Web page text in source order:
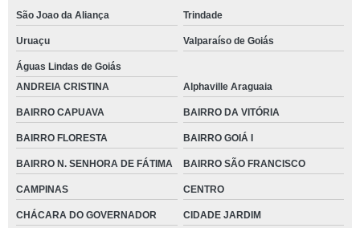
São Joao da Aliança Trindade
Uruaçu Valparaíso de Goiás
Águas Lindas de Goiás
ANDREIA CRISTINA
Alphaville Araguaia
BAIRRO CAPUAVA BAIRRO DA VITÓRIA
BAIRRO FLORESTA BAIRRO GOIÁ I
BAIRRO N. SENHORA DE FÁTIMA BAIRRO SÃO FRANCISCO
CAMPINAS CENTRO
CHÁCARA DO GOVERNADOR CIDADE JARDIM